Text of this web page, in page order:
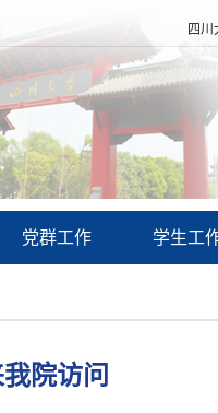
四川
党群工作 学生工
院访问